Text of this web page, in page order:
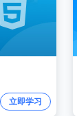
立即学习